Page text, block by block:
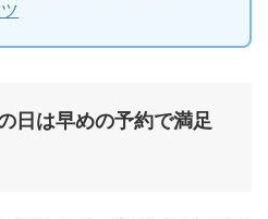
日は早めの予約で満足